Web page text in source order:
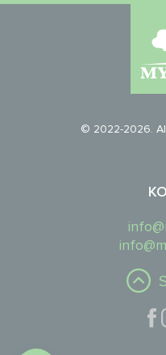
© 2022-2026.